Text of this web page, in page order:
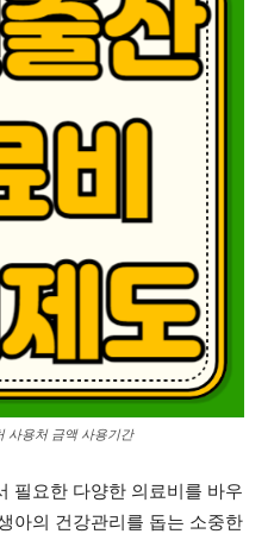
사용처 금액 사용기간
필요한 다양한 의료비를 바우
아의 건강관리를 돕는 소중한